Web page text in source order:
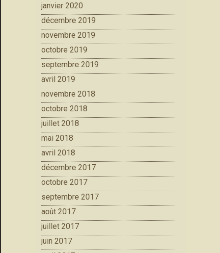
janvier 2020
décembre 2019
novembre 2019
octobre 2019
septembre 2019
avril 2019
novembre 2018
octobre 2018
juillet 2018
mai 2018
avril 2018
décembre 2017
octobre 2017
septembre 2017
août 2017
juillet 2017
juin 2017